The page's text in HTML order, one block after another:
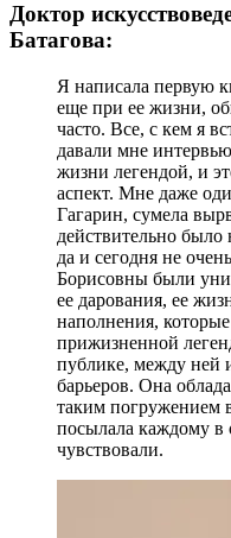
Доктор
Батагова:
Я написала первую
еще при ее жизни,
часто. Все, с кем я
давали мне
жизни легендой, и
аспект. Мне даже
Гагарин, сумела
действительно было
да и сегодня не
Борисовны были
ее дарования, ее
наполнения,
прижизненной
публике, между ней
барьеров. Она
таким погружением
посылала каждому в
чувствовали.